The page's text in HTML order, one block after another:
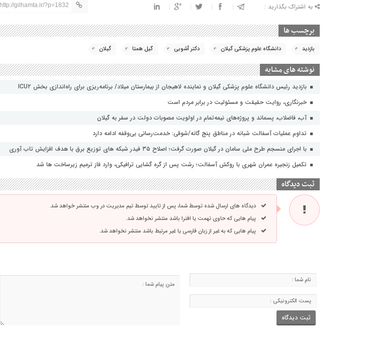
به اشتراک بگذارید : http://gilhamta.ir/?p=1832
برچسب ها
بازدید دانشگاه علوم پزشکی گیلان دکتر آشوبی گیل همتا گیلان
نوشته های مشابه
بازدید رئیس دانشگاه علوم پزشکی گیلان و نماینده لاهیجان از بیمارستان میلاد/ برنامه‌ریزی برای راه‌اندازی بخش ICU۲
خبرنگاری، روایت حقیقت و مسئولیت‌ در برابر مردم است
آب، فاضلاب، پسماند و پروژه‌های نیمه‌تمام در اولویت مصوبات دولت در سفر به گیلان
تداوم عملیات آسفالت‌ شبانه در مناطق پنج گانه/شوقی: خدمت‌رسانی بی‌وقفه ادامه دارد
با اجرای منسجم طرح ملی سامان در گیلان صورت گرفت؛ اصلاح ۳۵ فیدر شبکه های توزیع برق با هدف افزایش تاب آوری
تکمیل زنجیره عمران شهری با روکش آسفالت؛ رشت پس از گره گشایی ترافیکی، وارد فاز ترمیم زیرساخت ها شد
ثبت دیدگاه
دیدگاه های ارسال شده توسط شما، پس از تایید توسط تیم مدیریت در وب منتشر خواهد شد.
پیام هایی که حاوی تهمت یا افترا باشد منتشر نخواهد شد.
پیام هایی که به غیر از زبان فارسی یا غیر مرتبط باشد منتشر نخواهد شد.